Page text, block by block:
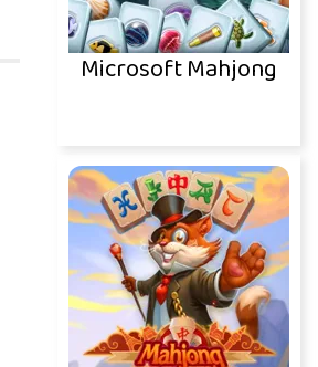
Microsoft Mahjong